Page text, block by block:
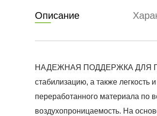
Описание
НАДЕЖНАЯ ПОДДЕРЖКА ДЛЯ
стабилизацию, а также
переработанного материала по
воздухопроницаемость. На